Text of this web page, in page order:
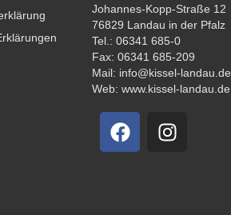
Johannes-Kopp-Straße 12
76829 Landau in der Pfalz
Tel.: 06341 685-0
Fax: 06341 685-209
Mail: info@kissel-landau.de
Web: www.kissel-landau.de